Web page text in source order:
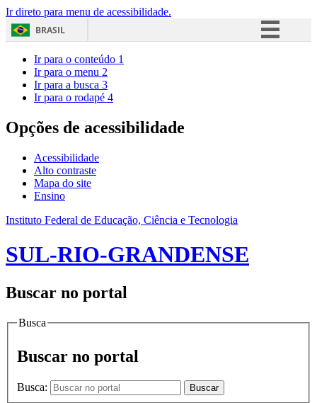
Ir direto para menu de acessibilidade.
BRASIL
Acesso à informação
Ir para o conteúdo 1
Ir para o menu 2
Ir para a busca 3
Ir para o rodapé 4
Opções de acessibilidade
Acessibilidade
Alto contraste
Mapa do site
Ensino
Instituto Federal de Educação, Ciência e Tecnologia
SUL-RIO-GRANDENSE
Buscar no portal
Busca
Buscar no portal
Busca: Buscar